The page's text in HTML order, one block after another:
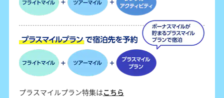
プラスマイルプラン特集はこちら